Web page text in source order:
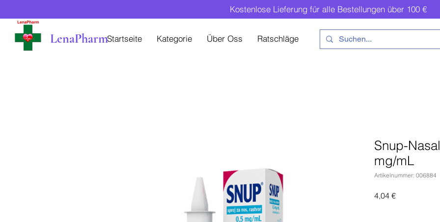
Kostenlose Lieferung für alle Bestellungen über 100 €
LenaPharmStartseite Kategorie Über Oss Ratschläge
Snup-
mg/mL
Artikelnummer: 006884
4,04 €Preis